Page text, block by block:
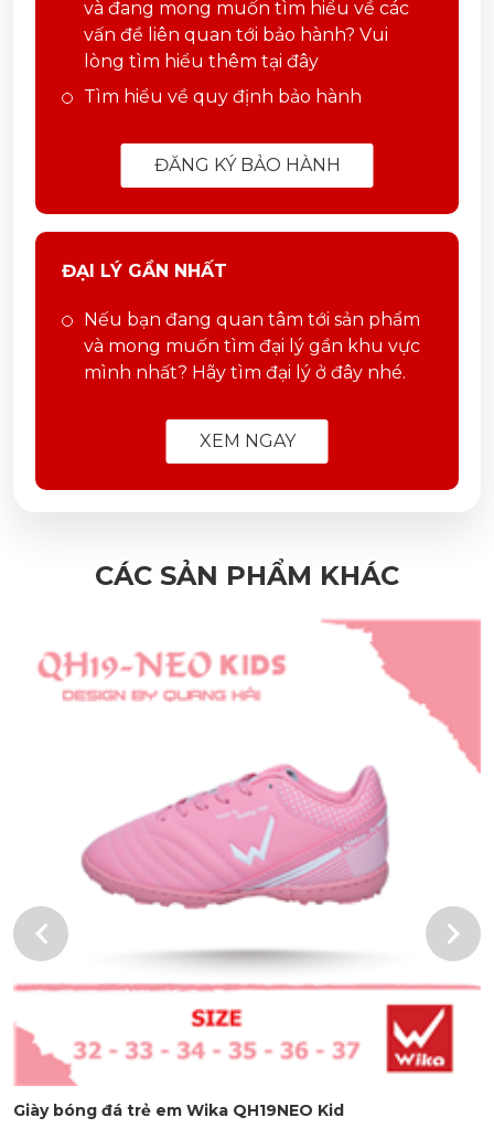
và đang mong muốn tìm hiểu về các
vấn đề liên quan tới bảo hành? Vui
lòng tìm hiểu thêm tại đây
Tìm hiểu về quy định bảo hành
ĐĂNG KÝ BẢO HÀNH
ĐẠI LÝ GẦN NHẤT
Nếu bạn đang quan tâm tới sản phẩm
và mong muốn tìm đại lý gần khu vực
mình nhất? Hãy tìm đại lý ở đây nhé.
XEM NGAY
CÁC SẢN PHẨM KHÁC
Giày bóng đá trẻ em Wika QH19NEO Kid